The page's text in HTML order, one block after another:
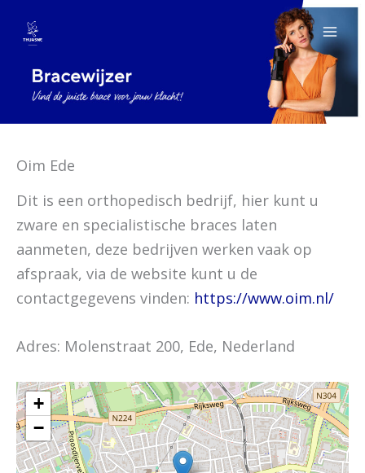
naar
inhoud
Oim Ede
Dit is een orthopedisch bedrijf, hier kunt u
zware en specialistische braces laten
aanmeten, deze bedrijven werken vaak op
afspraak, via de website kunt u de
contactgegevens vinden: https://www.oim.nl/
Adres: Molenstraat 200, Ede, Nederland
+
−